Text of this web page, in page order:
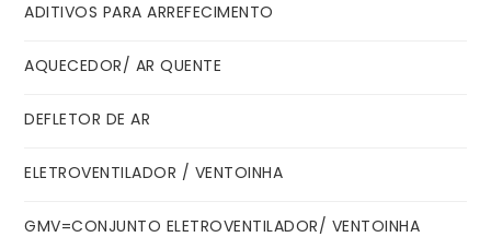
ADITIVOS PARA ARREFECIMENTO
AQUECEDOR/ AR QUENTE
DEFLETOR DE AR
ELETROVENTILADOR / VENTOINHA
GMV=CONJUNTO ELETROVENTILADOR/ VENTOINHA